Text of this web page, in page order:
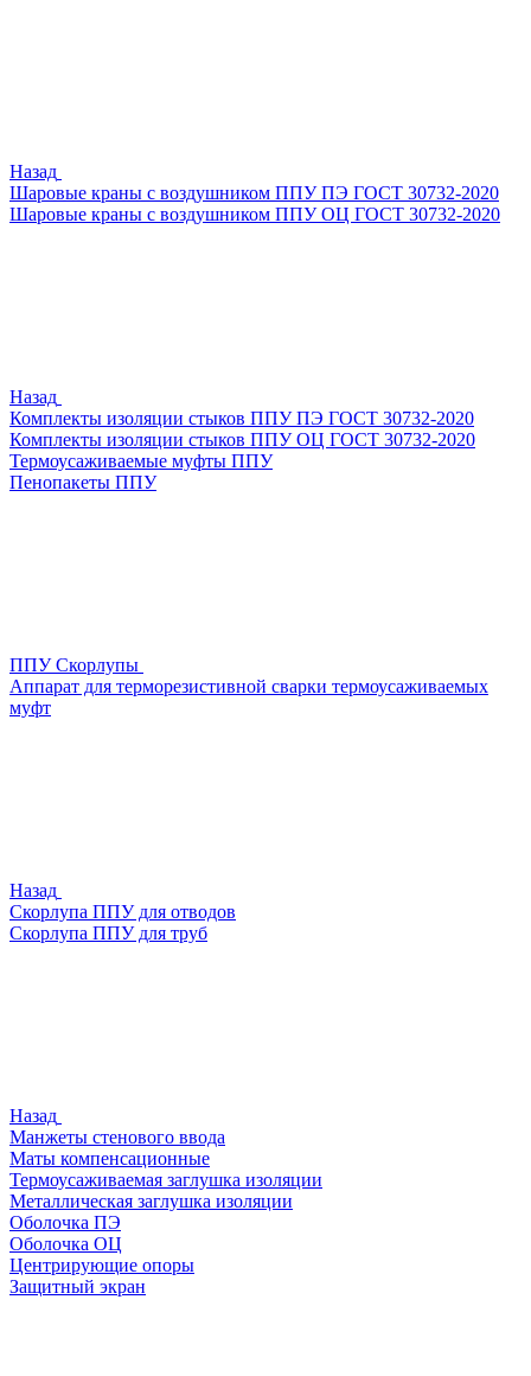
Назад
Шаровые краны с воздушником ППУ ПЭ ГОСТ 30732-2020
Шаровые краны с воздушником ППУ ОЦ ГОСТ 30732-2020
Назад
Комплекты изоляции стыков ППУ ПЭ ГОСТ 30732-2020
Комплекты изоляции стыков ППУ ОЦ ГОСТ 30732-2020
Термоусаживаемые муфты ППУ
Пенопакеты ППУ
ППУ Скорлупы
Аппарат для терморезистивной сварки термоусаживаемых
муфт
Назад
Скорлупа ППУ для отводов
Скорлупа ППУ для труб
Назад
Манжеты стенового ввода
Маты компенсационные
Термоусаживаемая заглушка изоляции
Металлическая заглушка изоляции
Оболочка ПЭ
Оболочка ОЦ
Центрирующие опоры
Защитный экран